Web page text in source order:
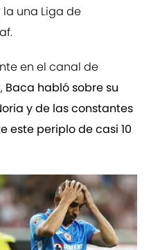
la una Liga de
en el canal de
, Baca habló sobre su
y de las constantes
este periplo de casi 10